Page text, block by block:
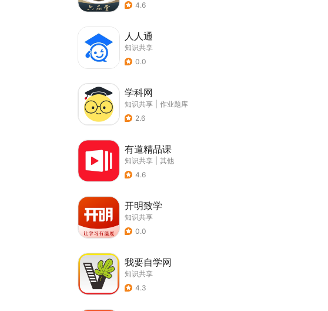
4.6
人人通
知识共享
0.0
学科网
知识共享
作业题库
2.6
有道精品课
知识共享
其他
4.6
开明致学
知识共享
0.0
我要自学网
知识共享
4.3